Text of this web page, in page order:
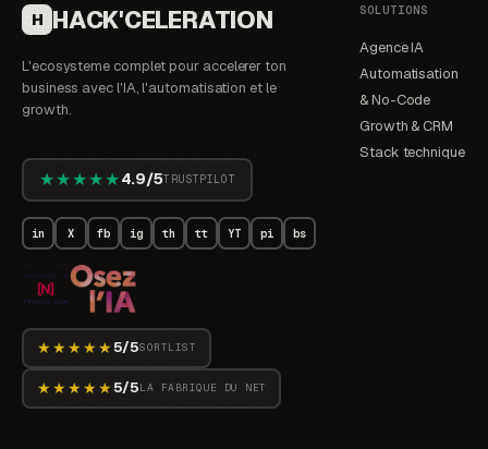
H HACK'CELERATION
L'ecosysteme complet pour accelerer ton
business avec l'IA, l'automatisation et le
growth.
★★★★★4.9/5TRUSTPILOT
in X fb ig th tt YT pi bs
★★★★★ 5/5SORTLIST
★★★★★ 5/5LA FABRIQUE DU NET
SOLUTIONS
Agence IA
Automatisation
& No-Code
Growth & CRM
Stack technique